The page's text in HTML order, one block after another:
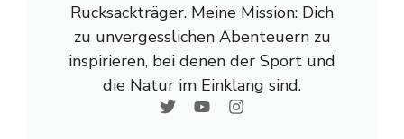
Rucksackträger. Meine Mission: Dich
zu unvergesslichen Abenteuern zu
inspirieren, bei denen der Sport und
die Natur im Einklang sind.